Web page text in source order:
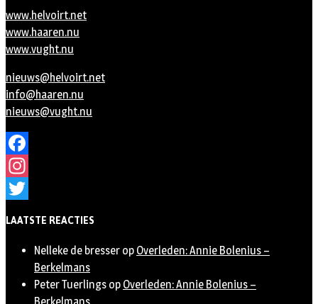
www.helvoirt.net
www.haaren.nu
www.vught.nu
nieuws@helvoirt.net
info@haaren.nu
nieuws@vught.nu
Facebook
Instagram
LAATSTE REACTIES
Nelleke de bresser op Overleden: Annie Bolenius –
Berkelmans
Peter Tuerlings op Overleden: Annie Bolenius –